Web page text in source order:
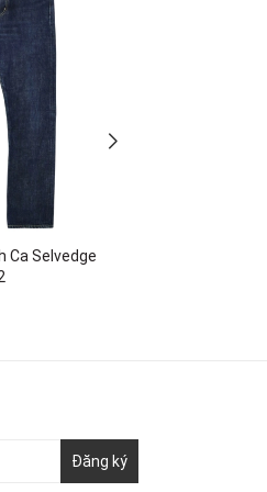
Ca Selvedge
Đăng ký